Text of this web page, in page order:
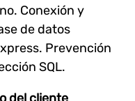
Conexión y
de datos
Prevención
SQL.